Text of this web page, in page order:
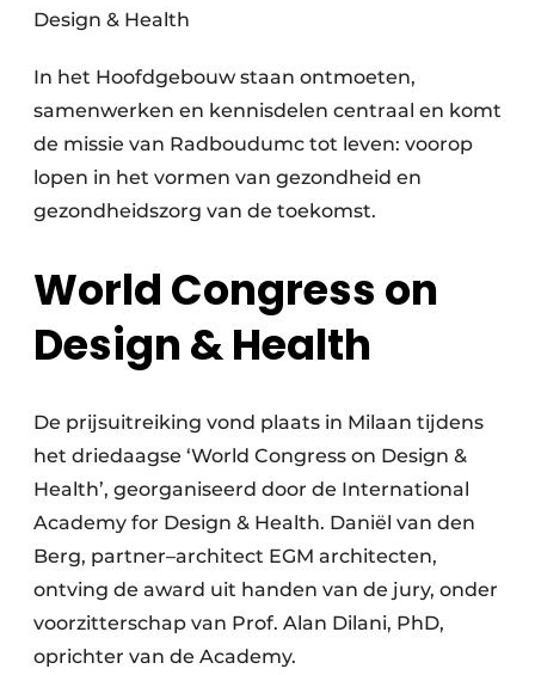
Design & Health
In het Hoofdgebouw staan ontmoeten,
samenwerken en kennisdelen centraal en komt
de missie van Radboudumc tot leven: voorop
lopen in het vormen van gezondheid en
gezondheidszorg van de toekomst.
World Congress on
Design & Health
De prijsuitreiking vond plaats in Milaan tijdens
het driedaagse ‘World Congress on Design &
Health’, georganiseerd door de International
Academy for Design & Health. Daniël van den
Berg, partner–architect EGM architecten,
ontving de award uit handen van de jury, onder
voorzitterschap van Prof. Alan Dilani, PhD,
oprichter van de Academy.